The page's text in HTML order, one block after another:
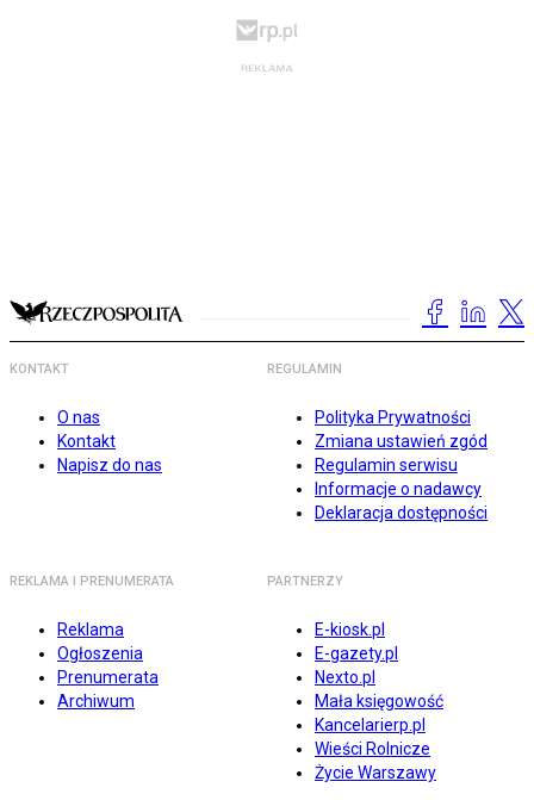
KONTAKT
O nas
Kontakt
Napisz do nas
REGULAMIN
Polityka Prywatności
Zmiana ustawień zgód
Regulamin serwisu
Informacje o nadawcy
Deklaracja dostępności
REKLAMA I PRENUMERATA
Reklama
Ogłoszenia
Prenumerata
Archiwum
PARTNERZY
E-kiosk.pl
E-gazety.pl
Nexto.pl
Mała księgowość
Kancelarierp.pl
Wieści Rolnicze
Życie Warszawy